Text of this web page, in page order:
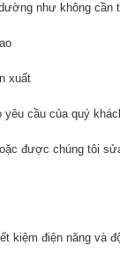
như không cần
xuất
cầu của quý
được chúng tôi
kiệm điện năng và